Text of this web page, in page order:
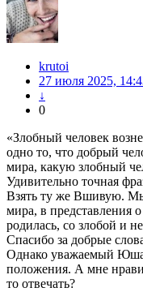
krutoi
27 июля 2025,
↓
0
«Злобный человек
одно то, что добрый
мира, какую злобный
Удивительно точная
Взять ту же Вшивую.
мира, в представления
родилась, со злобой и
Спасибо за добрые
Однако уважаемый
положения. А мне
то отвечать?